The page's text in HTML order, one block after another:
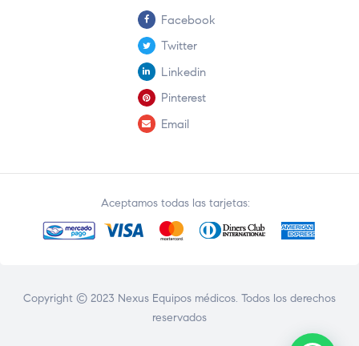
Facebook
Twitter
Linkedin
Pinterest
Email
Aceptamos todas las tarjetas:
Copyright © 2023 Nexus Equipos médicos. Todos los derechos
reservados